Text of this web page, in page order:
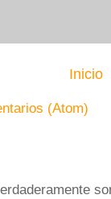
Inicio
(Atom)